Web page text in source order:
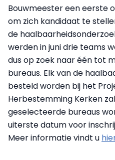
Bouwmeester een eerste
om zich kandidaat te
de
werden in juni drie teams
dus op zoek naar één tot
bureaus. Elk van de
besteld worden bij het
Herbestemming Kerken
geselecteerde bureaus
uiterste datum voor
Meer informatie vindt u